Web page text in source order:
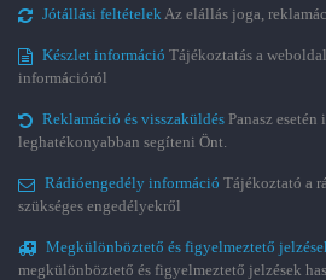
Jótállási feltételekAz elállás joga,
Készlet információ Tájékoztatás a
információról
Reklamáció és visszaküldés Panasz
leghatékonyabban segíteni Önt.
Rádióengedély információ Tájékoztató a
szükséges engedélyekről
Megkülönböztető és figyelmeztető
megkülönböztető és figyelmeztető jelzések